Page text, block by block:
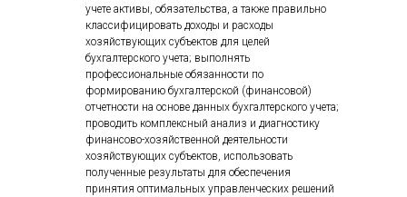
учете активы, обязательства, а также правильно
классифицировать доходы и расходы
хозяйствующих субъектов для целей
бухгалтерского учета; выполнять
профессиональные обязанности по
формированию бухгалтерской (финансовой)
отчетности на основе данных бухгалтерского учета;
проводить комплексный анализ и диагностику
финансово-хозяйственной деятельности
хозяйствующих субъектов, использовать
полученные результаты для обеспечения
принятия оптимальных управленческих решений